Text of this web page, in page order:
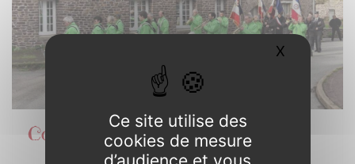
Commémoration 6 décembre
Ce site utilise des
cookies de mesure
X Masquer